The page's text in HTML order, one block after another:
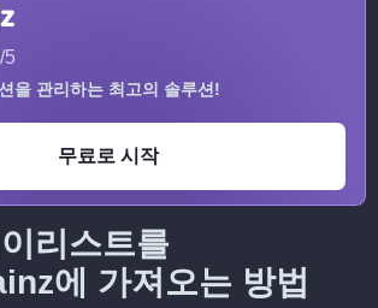
/5
을 관리하는 최고의 솔루션!
무료로 시작
리스트를
에 가져오는 방법